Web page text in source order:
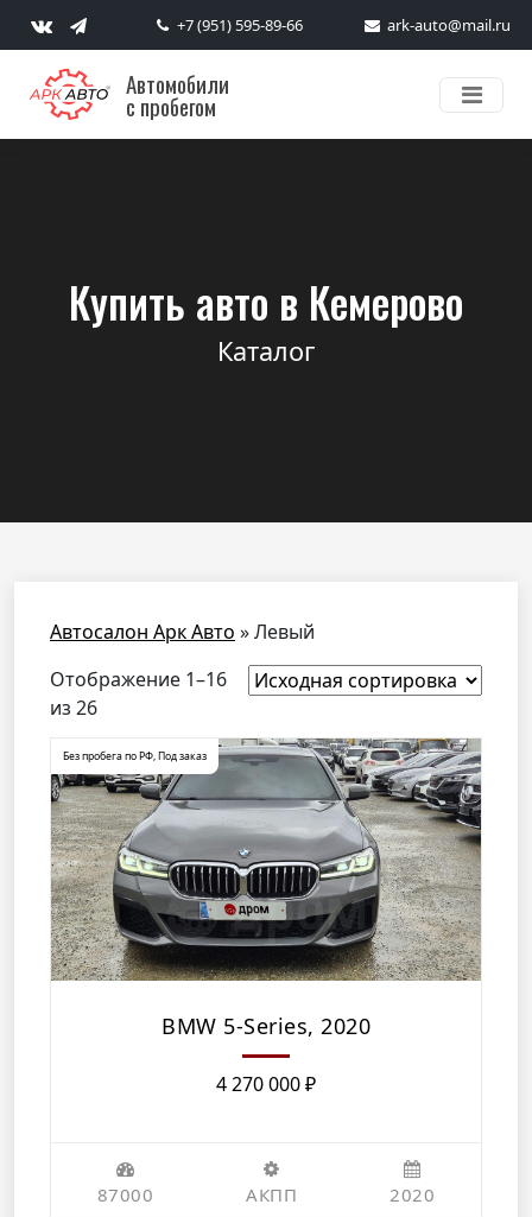
+7 (951) 595-89-66 ark-auto@mail.ru
Автомобили
с пробегом
Купить авто в Кемерово
Каталог
Автосалон Арк Авто »Левый
Отображение 1–16
из 26
Без пробега по РФ,Под заказ
BMW 5-Series, 2020
4 270 000₽
87000 АКПП 2020